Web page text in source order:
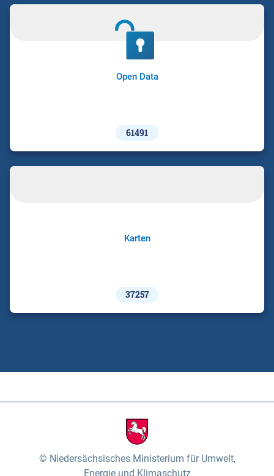
Open Data
61491
Karten
37257
Niedersächsisches Ministerium für Umwelt,
Energie und Klimaschutz